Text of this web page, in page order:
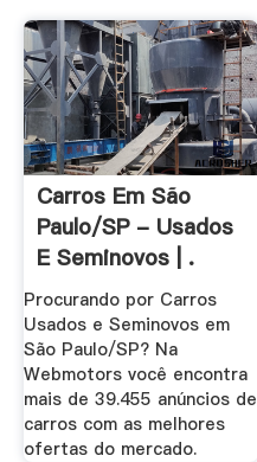
Carros Em São
Paulo/SP - Usados
E Seminovos | .
Procurando por Carros
Usados e Seminovos em
São Paulo/SP? Na
Webmotors você encontra
mais de 39.455 anúncios de
carros com as melhores
ofertas do mercado.